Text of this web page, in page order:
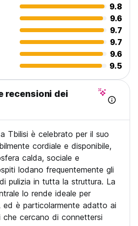
9.8
9.6
9.7
9.7
9.6
9.5
recensioni dei
Tbilisi è celebrato per il suo
cordiale e disponibile,
calda, sociale e
lodano frequentemente gli
pulizia in tutta la struttura. La
lo rende ideale per
ed è particolarmente adatto ai
che cercano di connettersi